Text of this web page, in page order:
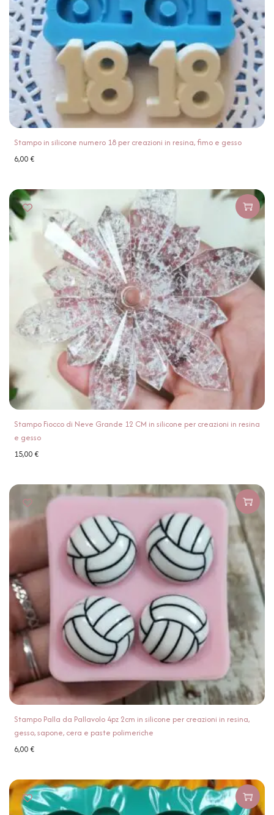
Stampo in silicone numero 18 per creazioni in resina, fimo e gesso
6,00€
Stampo Fiocco di Neve Grande 12 CM in silicone per creazioni in resina
e gesso
15,00€
Stampo Palla da Pallavolo 4pz 2cm in silicone per creazioni in resina,
gesso, sapone, cera e paste polimeriche
6,00€